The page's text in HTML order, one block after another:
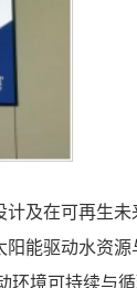
及在可再生
能驱动水资
环境可持续与